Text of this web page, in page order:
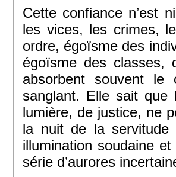
Cette confiance n’est
les vices, les crimes,
ordre, égoïsme des
égoïsme des classes,
absorbent souvent
sanglant. Elle sait
lumière, de justice, ne
la nuit de la servitude
illumination soudaine
série d’aurores